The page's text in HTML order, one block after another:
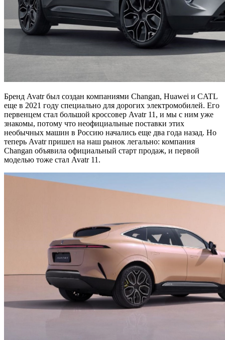
Бренд Avatr был создан компаниями Changan, Huawei и CATL
еще в 2021 году специально для дорогих электромобилей. Его
первенцем стал большой кроссовер Avatr 11, и мы с ним уже
знакомы, потому что неофициальные поставки этих
необычных машин в Россию начались еще два года назад. Но
теперь Avatr пришел на наш рынок легально: компания
Changan объявила официальный старт продаж, и первой
моделью тоже стал Avatr 11.